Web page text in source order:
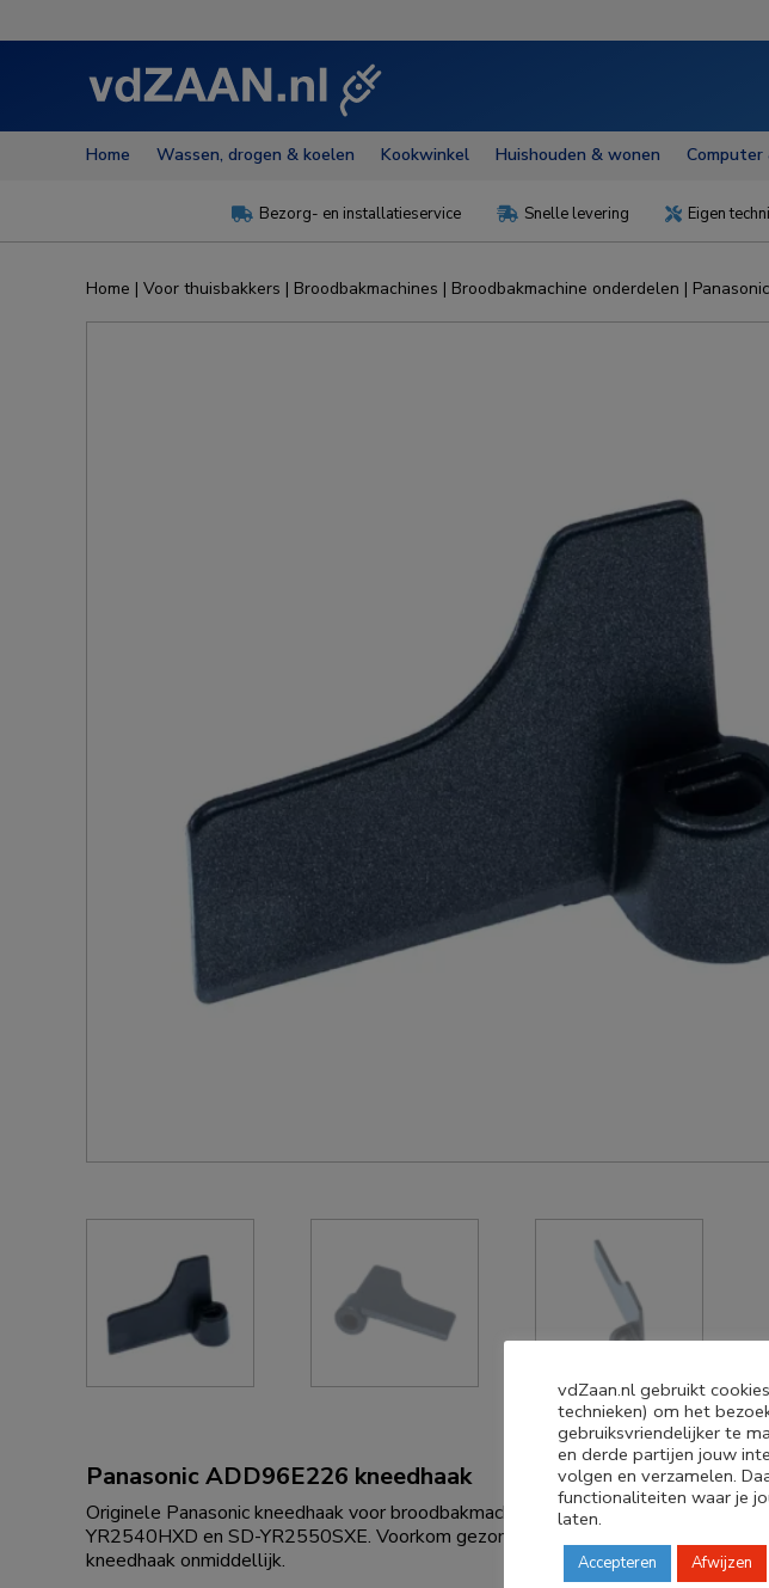
Home Wassen, drogen & koelen Kookwinkel Huishouden & wonen
 Bezorg- en installatieservice  Snelle levering  Eigen
Home | Voor thuisbakkers | Broodbakmachines | Broodbakmachine onderdelen |
Panasonic ADD96E226 kneedhaak
Originele Panasonic kneedhaak voor broodbakmachine SD-B2510WXE, SD-
YR2540HXD en SD-YR2550SXE. Voorkom gezondheidsrisico’s en vervang een
kneedhaak onmiddellijk.
vdZaan.nl gebruikt
technieken) om het
gebruiksvriendelijker te
en derde partijen jouw
volgen en verzamelen.
functionaliteiten waar je
laten.
Accepteren Afwijzen